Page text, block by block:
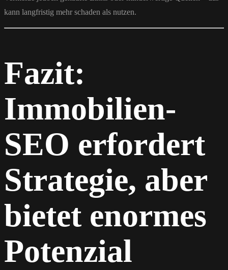
kann langfristig mehr schaden als nutzen.
Fazit:
Immobilien-
SEO erfordert
Strategie, aber
bietet enormes
Potenzial